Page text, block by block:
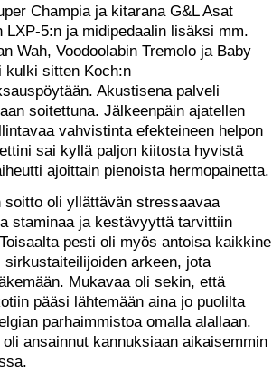
Champia ja kitarana G&L Asat
5:n ja midipedaalin lisäksi mm.
Wah, Voodoolabin Tremolo ja Baby
kulki sitten Koch:n
Akustisena palveli
soitettuna. Jälkeenpäin ajatellen
vahvistinta efekteineen helpon
sai kyllä paljon kiitosta hyvistä
ajoittain pienoista hermopainetta.
oli yllättävän stressaavaa
staminaa ja kestävyyttä tarvittiin
pesti oli myös antoisa kaikkine
arkeen, jota
Mukavaa oli sekin, että
pääsi lähtemään aina jo puolilta
parhaimmistoa omalla alallaan.
ansainnut kannuksiaan aikaisemmin